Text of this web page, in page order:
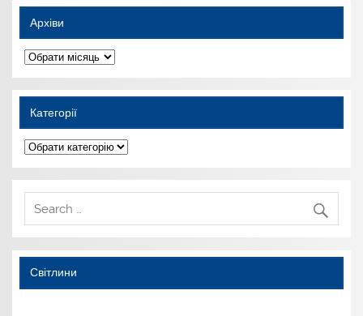
Архіви
Архіви
Категорії
Категорії
Світлини